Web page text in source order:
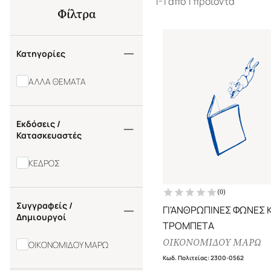
Φίλτρα
Κατηγορίες
ΑΛΛΑ ΘΕΜΑΤΑ
Εκδόσεις /
Κατασκευαστές
ΚΕΔΡΟΣ
Συγγραφείς /
Δημιουργοί
ΟΙΚΟΝΟΜΙΔΟΥ ΜΑΡΩ
(0)
ΓΙ'ΑΝΘΡΩΠΙΝΕΣ ΦΩΝΕΣ
ΤΡΟΜΠΕΤΑ
ΟΙΚΟΝΟΜΙΔΟΥ ΜΑΡΩ
Κωδ. Πολιτείας:2300-0562